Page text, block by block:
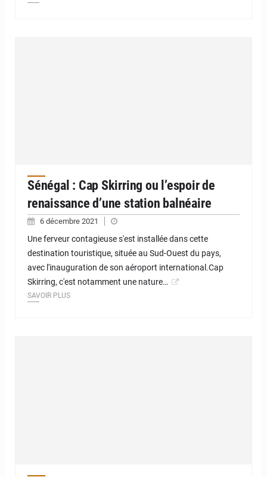
Sénégal : Cap Skirring ou l’espoir de
renaissance d’une station balnéaire
6 décembre 2021
Une ferveur contagieuse s'est installée dans cette
destination touristique, située au Sud-Ouest du pays,
avec l'inauguration de son aéroport international.Cap
Skirring, c'est notamment une nature…
SAVOIR PLUS